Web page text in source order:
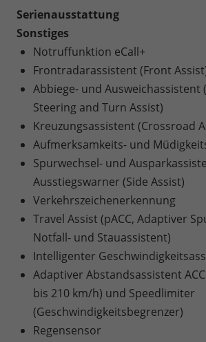
Serienausstattung
Sonstiges
Notruffunktion eCall+
Frontradarassistent (Front
Abbiege- und Ausweichassistent
Steering and Turn Assist)
Kreuzungsassistent (Crossroad
Aufmerksamkeits- und
Spurwechsel- und
Ausstiegswarner (Side Assist)
Verkehrszeichenerkennung
Travel Assist (pACC, Adaptiver
Notfall- und Stauassistent)
Intelligenter
Adaptiver Abstandsassistent
bis 210 km/h) und Speedlimiter
(Geschwindigkeitsbegrenzer)
Regensensor